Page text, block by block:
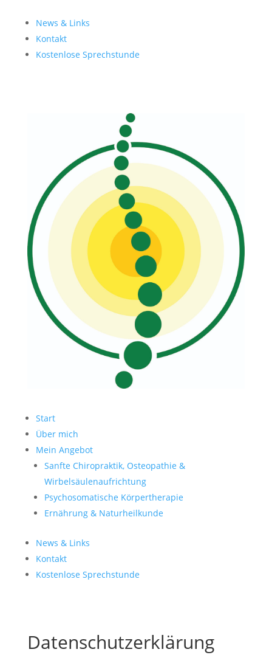
News & Links
Kontakt
Kostenlose Sprechstunde
Start
Über mich
Mein Angebot
Sanfte Chiropraktik, Osteopathie &
Wirbelsäulenaufrichtung
Psychosomatische Körpertherapie
Ernährung & Naturheilkunde
News & Links
Kontakt
Kostenlose Sprechstunde
Datenschutzerklärung